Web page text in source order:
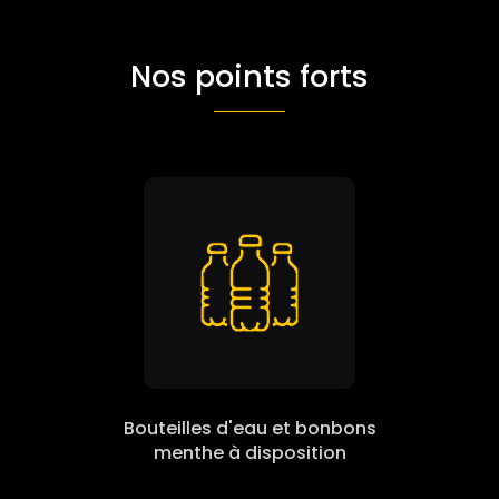
Nos points forts
Bouteilles d'eau et bonbons
menthe à disposition